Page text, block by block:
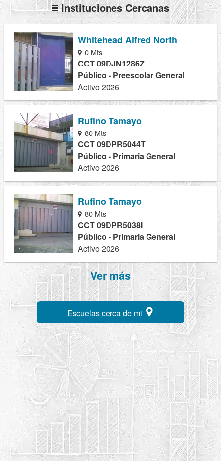
Instituciones Cercanas
Whitehead Alfred North
0 Mts
CCT 09DJN1286Z
Público - Preescolar General
Activo 2026
Rufino Tamayo
80 Mts
CCT 09DPR5044T
Público - Primaria General
Activo 2026
Rufino Tamayo
80 Mts
CCT 09DPR5038I
Público - Primaria General
Activo 2026
Ver más
Escuelas cerca de mi